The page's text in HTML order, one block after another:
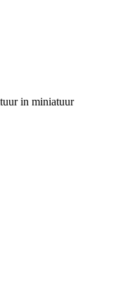
in miniatuur